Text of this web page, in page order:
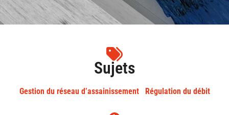
Sujets
Gestion du réseau d’assainissement Régulation du débit